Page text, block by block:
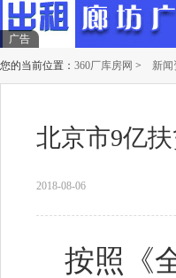
广告
您的当前位置： 360厂库房网 > 新闻
北京市9亿
2018-08-06
按照《